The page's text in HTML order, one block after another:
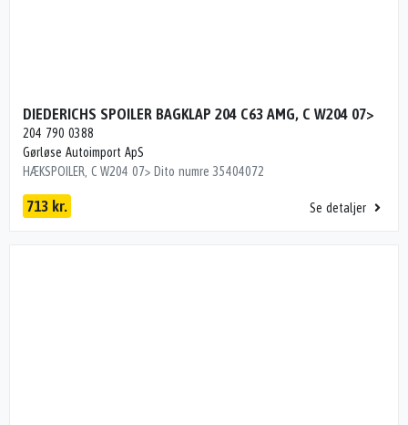
DIEDERICHS SPOILER BAGKLAP 204 C63 AMG, C W204 07>
204 790 0388
Gørløse Autoimport ApS
HÆKSPOILER, C W204 07> Dito numre 35404072
713 kr. Se detaljer